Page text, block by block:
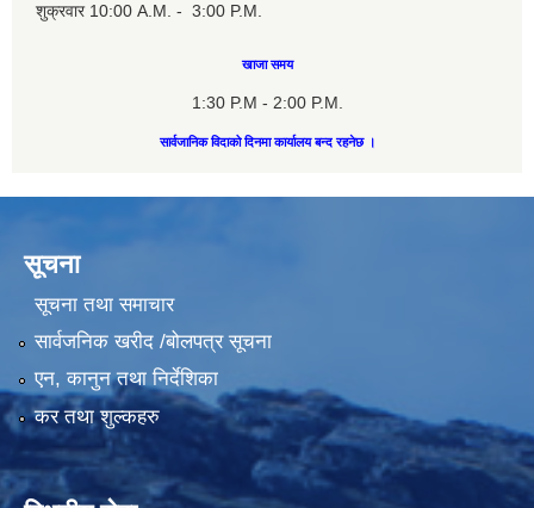
शुक्रवार 10:00 A.M. - 3:00 P.M.
खाजा समय
1:30 P.M - 2:00 P.M.
सार्वजानिक विदाको दिनमा कार्यालय बन्द रहनेछ ।
सूचना
सूचना तथा समाचार
सार्वजनिक खरीद /बोलपत्र सूचना
एन, कानुन तथा निर्देशिका
कर तथा शुल्कहरु